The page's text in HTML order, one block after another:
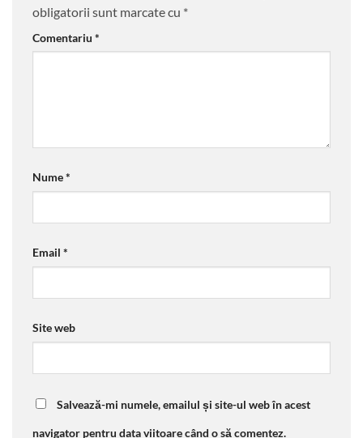
obligatorii sunt marcate cu *
Comentariu *
Nume*
Email *
Site web
Salvează-mi numele, emailul și site-ul web în acest
navigator pentru data viitoare când o să comentez.